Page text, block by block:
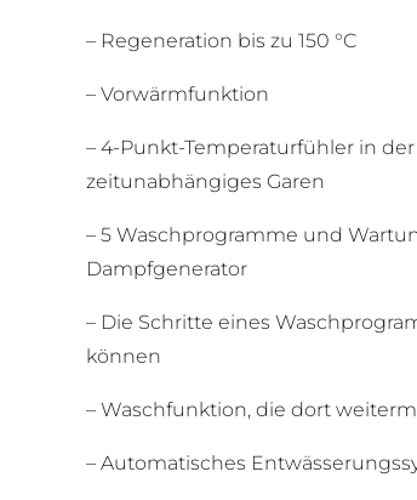
– Regeneration bis zu 150 °C
– Vorwärmfunktion
– 4-Punkt-Temperaturfühler in
zeitunabhängiges Garen
– 5 Waschprogramme und
Dampfgenerator
– Die Schritte eines
können
– Waschfunktion, die dort
– Automatisches